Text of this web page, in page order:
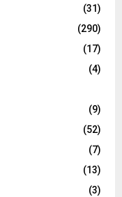
(31)
(290)
(17)
(4)
(9)
(52)
(7)
(13)
(3)